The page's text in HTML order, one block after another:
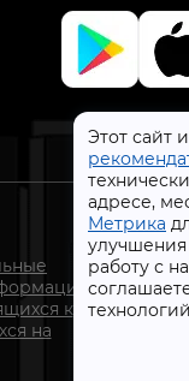
Этот сайт
адресе,
Метрика
работу с
к
на